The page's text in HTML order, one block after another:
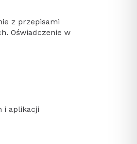
z przepisami
Oświadczenie w
i aplikacji